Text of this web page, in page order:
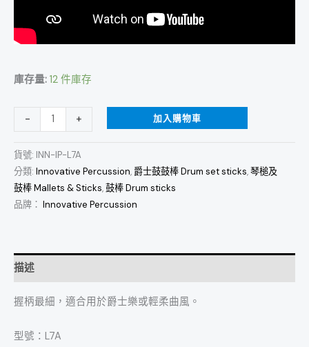
庫存量: 12 件庫存
- + 加入購物車
貨號: INN-IP-L7A
分類: Innovative Percussion, 爵士鼓鼓棒 Drum set sticks,琴槌及
鼓棒 Mallets & Sticks,鼓棒 Drum sticks
品牌： Innovative Percussion
描述
握柄最細，適合用於爵士樂或輕柔曲風。
型號：L7A